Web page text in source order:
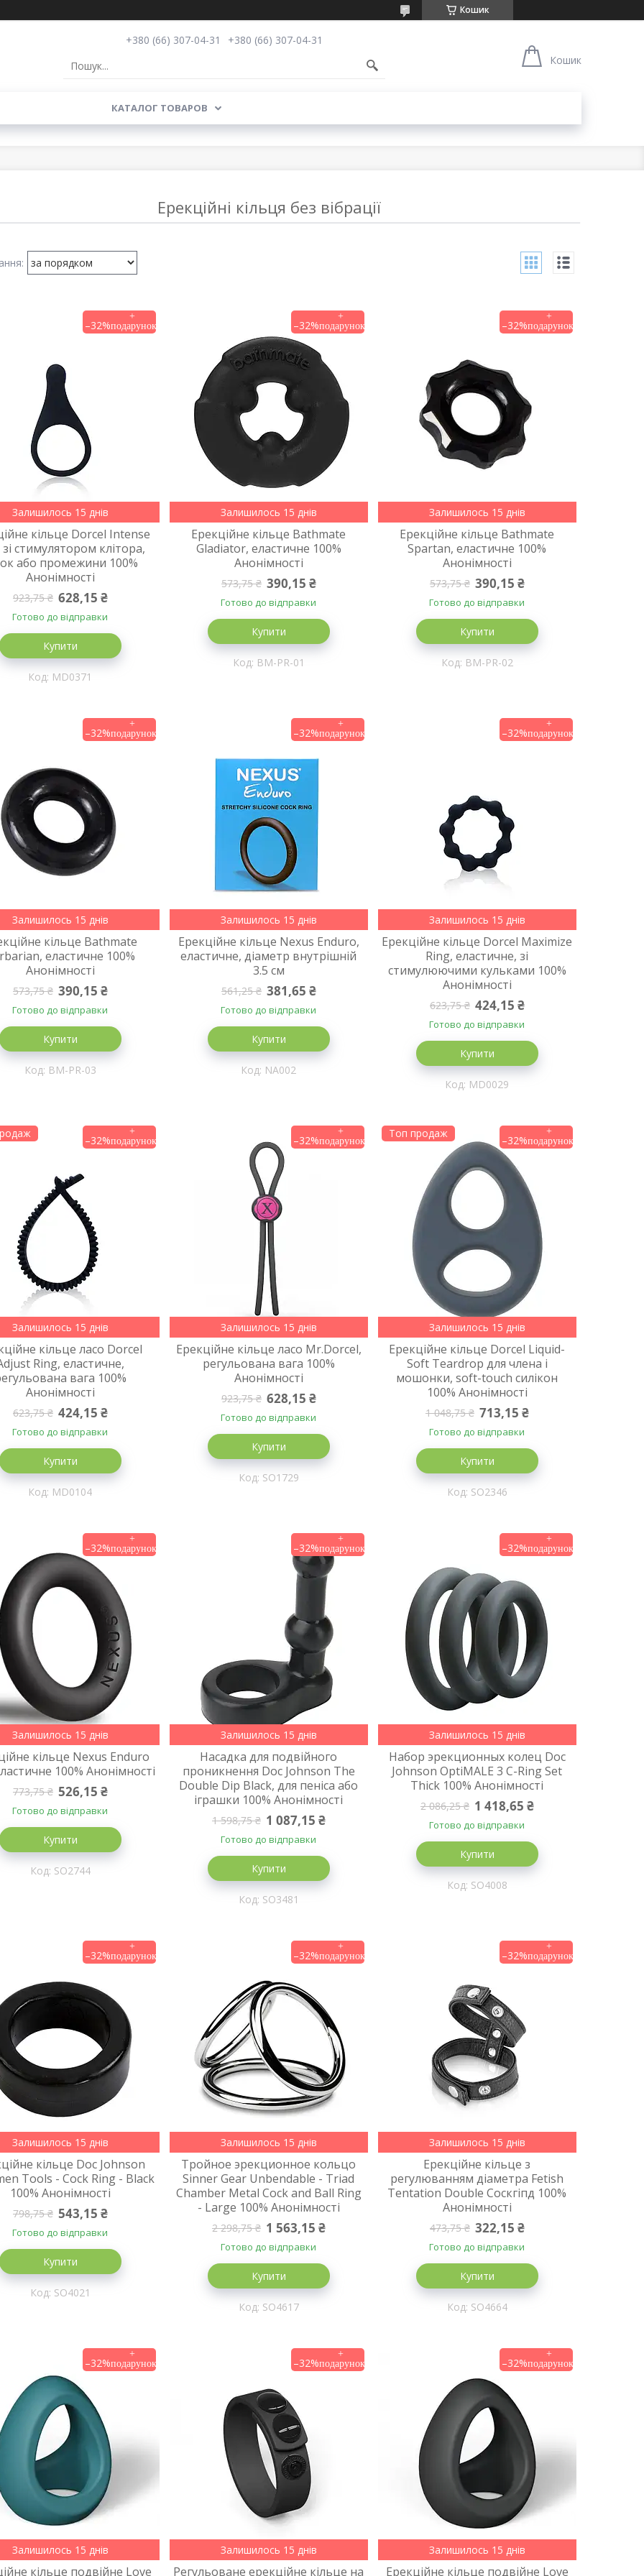
Кошик
+380 (66) 307-04-31
+380 (66) 307-04-31
Кошик
КАТАЛОГ ТОВАРОВ
Ерекційні кільця без вібрації
–32%
Залишилось 15 днів
кільце Dorcel Intense
стимулятором клітора,
або промежини 100%
Анонімності
923,75 ₴ 628,15 ₴
Готово до відправки
Купити
MD0371
–32%
Залишилось 15 днів
Ерекційне кільце Bathmate
Gladiator, еластичне 100%
Анонімності
573,75 ₴ 390,15 ₴
Готово до відправки
Купити
BM-PR-01
–32%
Залишилось 15 днів
Ерекційне кільце Bathmate
Spartan, еластичне 100%
Анонімності
573,75 ₴ 390,15 ₴
Готово до відправки
Купити
BM-PR-02
–32%
Залишилось 15 днів
кільце Bathmate
еластичне 100%
Анонімності
573,75 ₴ 390,15 ₴
Готово до відправки
Купити
BM-PR-03
–32%
Залишилось 15 днів
Ерекційне кільце Nexus Enduro,
еластичне, діаметр внутрішній
3.5 см
561,25 ₴ 381,65 ₴
Готово до відправки
Купити
NA002
–32%
Залишилось 15 днів
Ерекційне кільце Dorcel Maximize
Ring, еластичне, зі
стимулюючими кульками 100%
Анонімності
623,75 ₴ 424,15 ₴
Готово до відправки
Купити
MD0029
–32%
Залишилось 15 днів
кільце ласо Dorcel
Ring, еластичне,
вага 100%
Анонімності
623,75 ₴ 424,15 ₴
Готово до відправки
Купити
MD0104
–32%
Залишилось 15 днів
Ерекційне кільце ласо Mr.Dorcel,
регульована вага 100%
Анонімності
923,75 ₴ 628,15 ₴
Готово до відправки
Купити
SO1729
Топ продаж
–32%
Залишилось 15 днів
Ерекційне кільце Dorcel Liquid-
Soft Teardrop для члена і
мошонки, soft-touch силікон
100% Анонімності
1 048,75 ₴ 713,15 ₴
Готово до відправки
Купити
SO2346
–32%
Залишилось 15 днів
кільце Nexus Enduro
100% Анонімності
773,75 ₴ 526,15 ₴
Готово до відправки
Купити
SO2744
–32%
Залишилось 15 днів
Насадка для подвійного
проникнення Doc Johnson The
Double Dip Black, для пеніса або
іграшки 100% Анонімності
1 598,75 ₴ 1 087,15 ₴
Готово до відправки
Купити
SO3481
–32%
Залишилось 15 днів
Набор эрекционных колец Doc
Johnson OptiMALE 3 C-Ring Set
Thick 100% Анонімності
2 086,25 ₴ 1 418,65 ₴
Готово до відправки
Купити
SO4008
–32%
Залишилось 15 днів
кільце Doc Johnson
Tools - Cock Ring - Black
100% Анонімності
798,75 ₴ 543,15 ₴
Готово до відправки
Купити
SO4021
–32%
Залишилось 15 днів
Тройное эрекционное кольцо
Sinner Gear Unbendable - Triad
Chamber Metal Cock and Ball Ring
- Large 100% Анонімності
2 298,75 ₴ 1 563,15 ₴
Готово до відправки
Купити
SO4617
–32%
Залишилось 15 днів
Ерекційне кільце з
регулюванням діаметра Fetish
Tentation Double Соскгіпд 100%
Анонімності
473,75 ₴ 322,15 ₴
Готово до відправки
Купити
SO4664
–32%
Залишилось 15 днів
кільце подвійне Love
–32%
Залишилось 15 днів
Регульоване ерекційне кільце на
–32%
Залишилось 15 днів
Ерекційне кільце подвійне Love